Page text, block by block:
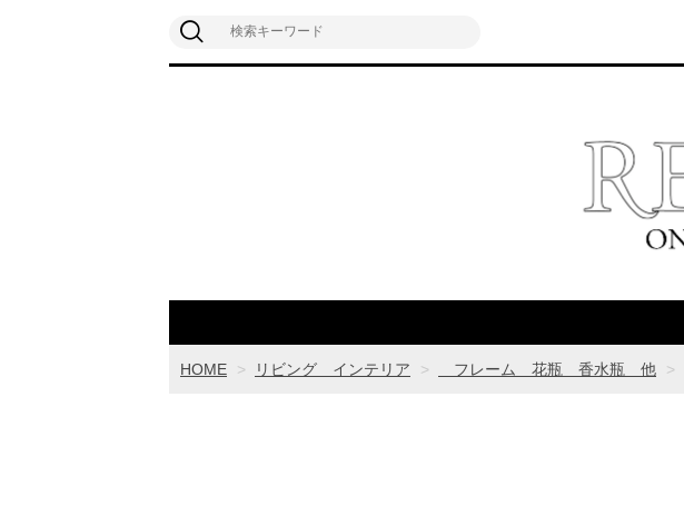
HOME リビング インテリア フレーム 花瓶 香水瓶 他